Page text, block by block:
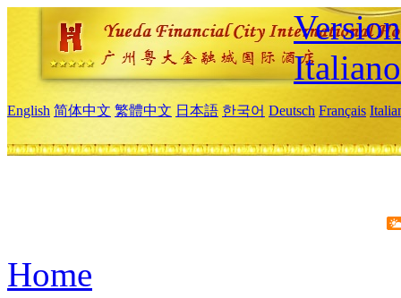
Italiano
English 简体中文 繁體中文 日本語 한국어 Deutsch Français
Home